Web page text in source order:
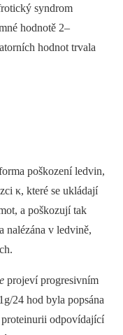
syndrom
hodnotě 2–
hodnot trvala
poškození ledvin,
κ, které se ukládají
a poškozují tak
nalézána v ledvině,
projeví progresivním
24 hod byla popsána
proteinurii odpovídající